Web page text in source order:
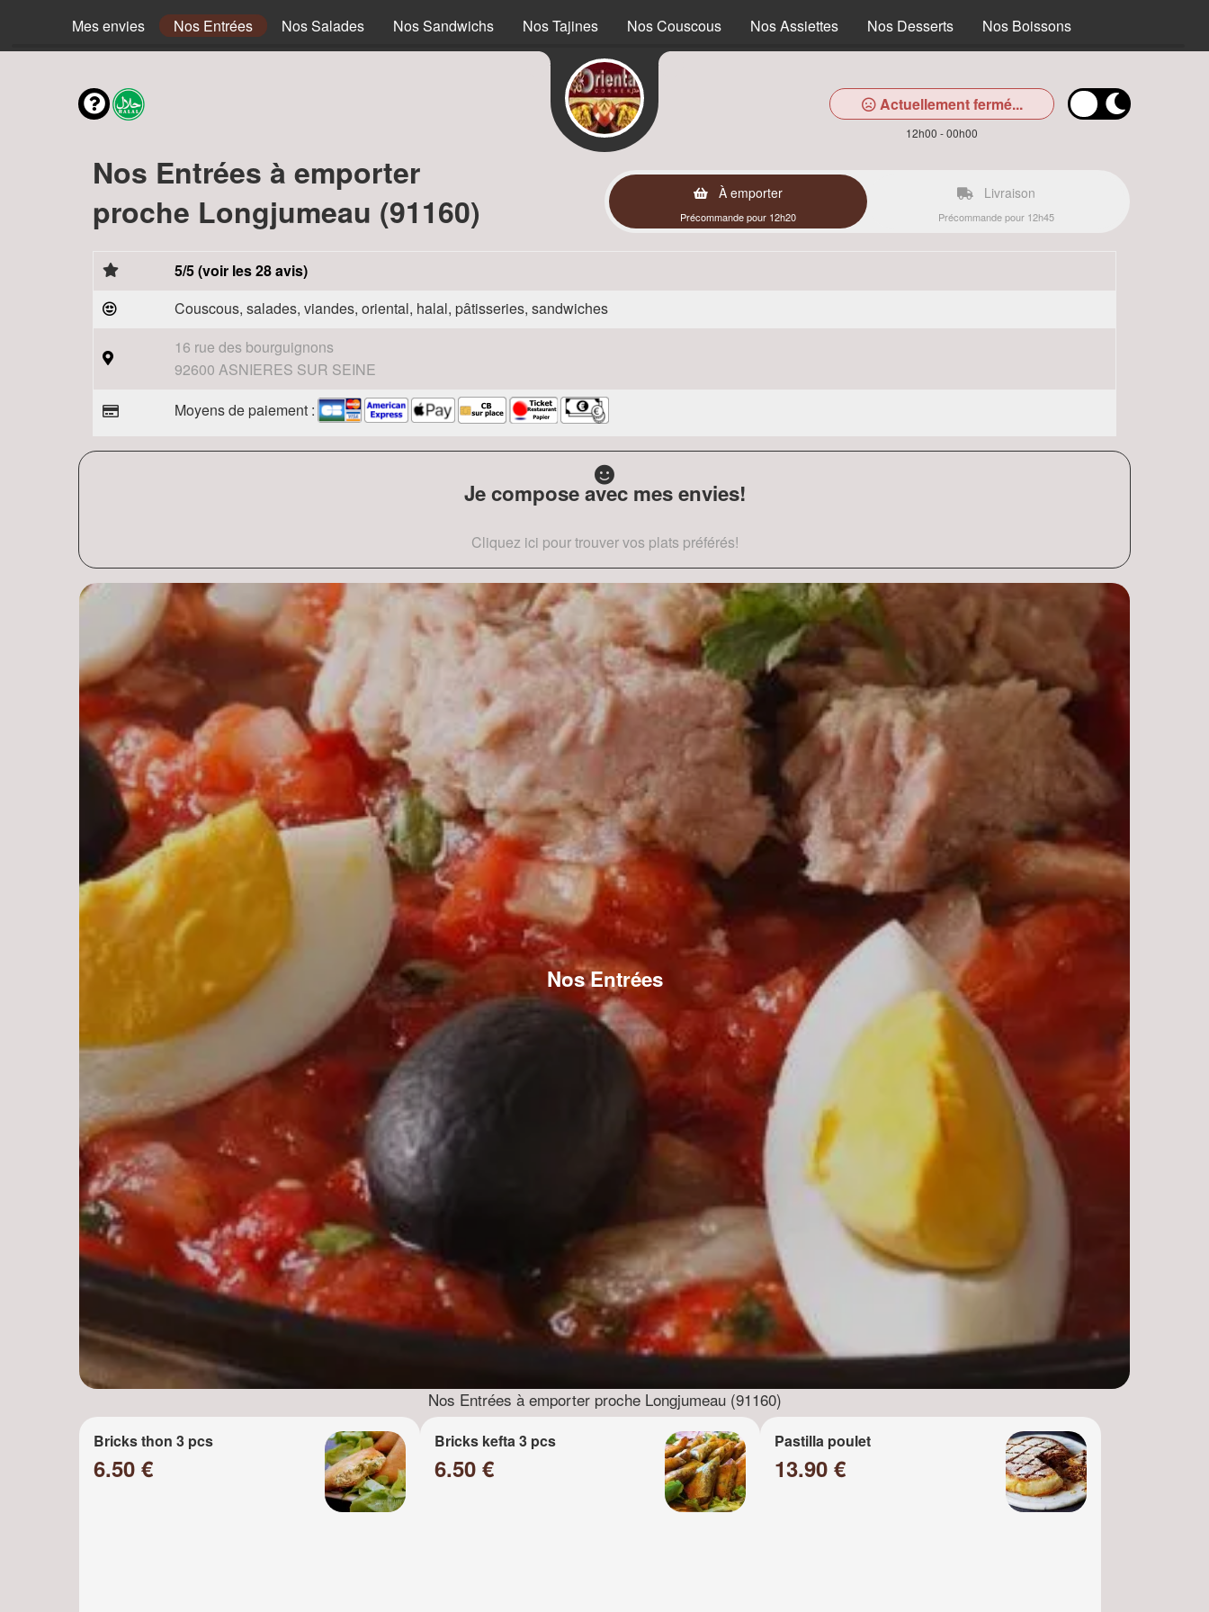
Mes envies Nos Entrées Nos Salades Nos Sandwichs Nos Tajines Nos Couscous Nos Assiettes Nos Desserts Nos Boissons
Actuellement fermé...
12h00 - 00h00
Nos Entrées à emporter
proche Longjumeau (91160)
À emporter
Précommande pour 12h20
Livraison
Précommande pour 12h45
5/5 (voir les 28 avis)
Couscous, salades, viandes, oriental, halal, pâtisseries, sandwiches
16 rue des bourguignons
92600 ASNIERES SUR SEINE
Moyens de paiement :
Je compose avec mes envies!
Cliquez ici pour trouver vos plats préférés!
Nos Entrées
Nos Entrées à emporter proche Longjumeau (91160)
Bricks thon 3 pcs
6.50 €
Bricks kefta 3 pcs
6.50 €
Pastilla poulet
13.90 €